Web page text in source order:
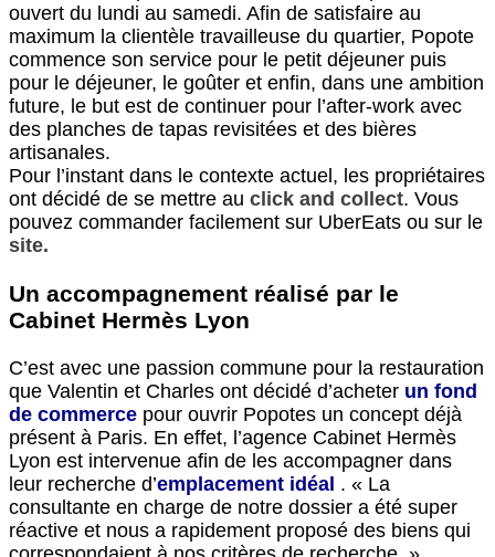
ouvert du lundi au samedi. Afin de satisfaire au
maximum la clientèle travailleuse du quartier, Popote
commence son service pour le petit déjeuner puis
pour le déjeuner, le goûter et enfin, dans une ambition
future, le but est de continuer pour l’after-work avec
des planches de tapas revisitées et des bières
artisanales.
Pour l’instant dans le contexte actuel, les propriétaires
ont décidé de se mettre au click and collect. Vous
pouvez commander facilement sur UberEats ou sur le
site.
Un accompagnement réalisé par le
Cabinet Hermès Lyon
C’est avec une passion commune pour la restauration
que Valentin et Charles ont décidé d’acheter un fond
de commerce pour ouvrir Popotes un concept déjà
présent à Paris. En effet, l’agence Cabinet Hermès
Lyon est intervenue afin de les accompagner dans
leur recherche d’emplacement idéal . « La
consultante en charge de notre dossier a été super
réactive et nous a rapidement proposé des biens qui